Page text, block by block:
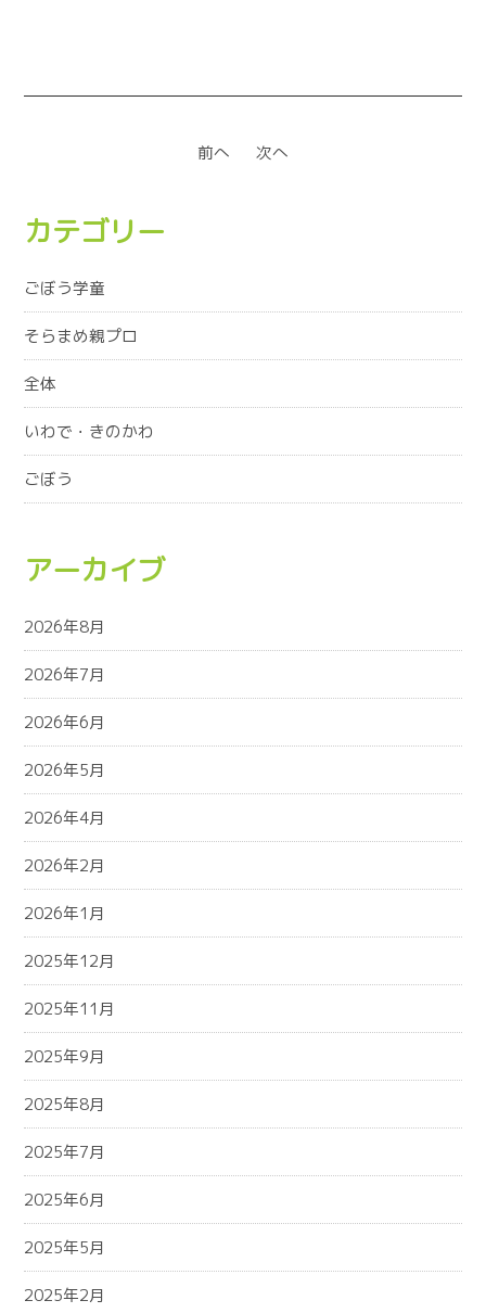
前へ 次へ
カテゴリー
ごぼう学童
そらまめ親プロ
全体
いわで・きのかわ
ごぼう
アーカイブ
2026年8月
2026年7月
2026年6月
2026年5月
2026年4月
2026年2月
2026年1月
2025年12月
2025年11月
2025年9月
2025年8月
2025年7月
2025年6月
2025年5月
2025年2月